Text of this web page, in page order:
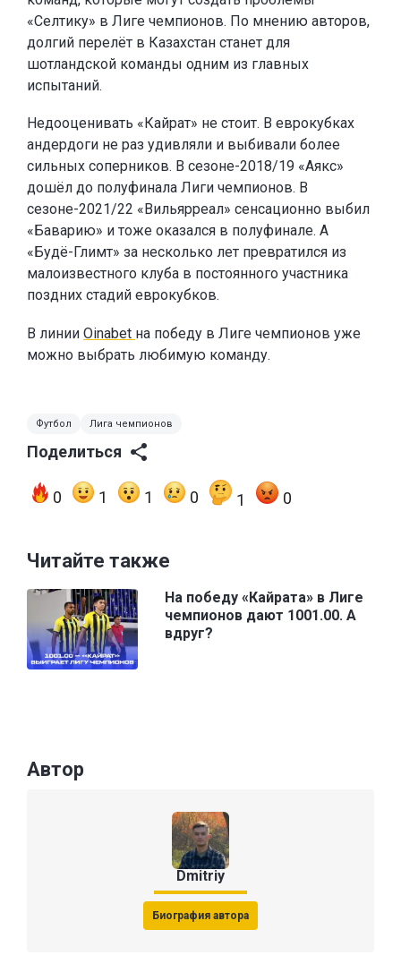
«Селтику» в Лиге чемпионов. По мнению авторов,
долгий перелёт в Казахстан станет для
шотландской команды одним из главных
испытаний.
Недооценивать «Кайрат» не стоит. В еврокубках
андердоги не раз удивляли и выбивали более
сильных соперников. В сезоне-2018/19 «Аякс»
дошёл до полуфинала Лиги чемпионов. В
сезоне-2021/22 «Вильярреал» сенсационно выбил
«Баварию» и тоже оказался в полуфинале. А
«Будё-Глимт» за несколько лет превратился из
малоизвестного клуба в постоянного участника
поздних стадий еврокубков.
В линии Oinabet на победу в Лиге чемпионов уже
можно выбрать любимую команду.
Футбол Лига чемпионов
Поделиться
0 1 1 0 1 0
Читайте также
На победу «Кайрата» в Лиге
чемпионов дают 1001.00. А
вдруг?
Автор
Dmitriy
Биография автора